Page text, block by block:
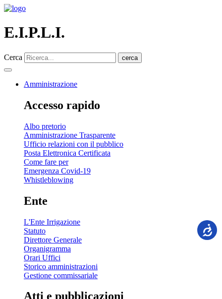
E.I.P.L.I.
Cerca cerca
Amministrazione
Accesso rapido
Albo pretorio
Amministrazione Trasparente
Ufficio relazioni con il pubblico
Posta Elettronica Certificata
Come fare per
Emergenza Covid-19
Whistleblowing
Ente
L'Ente Irrigazione
Statuto
Direttore Generale
Organigramma
Orari Uffici
Storico amministrazioni
Gestione commissariale
Atti e pubblicazioni